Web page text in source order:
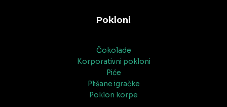
Pokloni
Čokolade
Korporativni pokloni
Piće
Plišane igračke
Poklon korpe